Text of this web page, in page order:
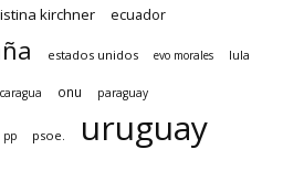
kirchner ecuador
estados unidos evo morales lula
onu paraguay
pp psoe. uruguay